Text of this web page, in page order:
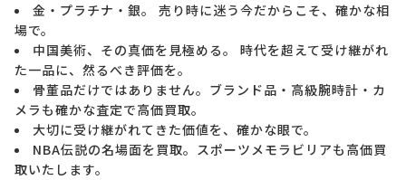
金・プラチナ・銀。 売り時に迷う今だからこそ、確かな相
場で。
中国美術、その真価を見極める。 時代を超えて受け継がれ
た一品に、然るべき評価を。
骨董品だけではありません。ブランド品・高級腕時計・カ
メラも確かな査定で高価買取。
大切に受け継がれてきた価値を、確かな眼で。
NBA伝説の名場面を買取。スポーツメモラビリアも高価買
取いたします。